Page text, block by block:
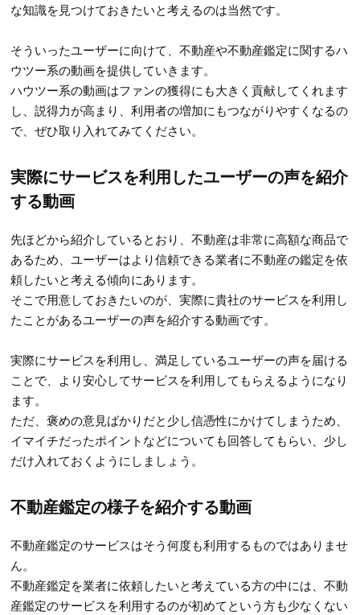
な知識を見つけておきたいと考えるのは当然です。
そういったユーザーに向けて、不動産や不動産鑑定に関するハ
ウツー系の動画を提供していきます。
ハウツー系の動画はファンの獲得にも大きく貢献してくれます
し、説得力が高まり、利用者の増加にもつながりやすくなるの
で、ぜひ取り入れてみてください。
実際にサービスを利用したユーザーの声を紹介
する動画
先ほどから紹介しているとおり、不動産は非常に高額な商品で
あるため、ユーザーはより信頼できる業者に不動産の鑑定を依
頼したいと考える傾向にあります。
そこで用意しておきたいのが、実際に貴社のサービスを利用し
たことがあるユーザーの声を紹介する動画です。
実際にサービスを利用し、満足しているユーザーの声を届ける
ことで、より安心してサービスを利用してもらえるようになり
ます。
ただ、褒めの意見ばかりだと少し信憑性にかけてしまうため、
イマイチだったポイントなどについても回答してもらい、少し
だけ入れておくようにしましょう。
不動産鑑定の様子を紹介する動画
不動産鑑定のサービスはそう何度も利用するものではありませ
ん。
不動産鑑定を業者に依頼したいと考えている方の中には、不動
産鑑定のサービスを利用するのが初めてという方も少なくない